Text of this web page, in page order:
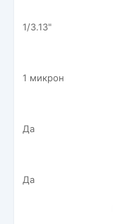
1/3.13"
1 микрон
Да
Да